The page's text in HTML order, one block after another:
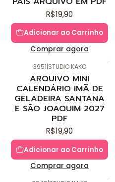
R$19,90
Adicionar ao Carrinho
Comprar agora
3951|STUDIO KAKO
ARQUIVO MINI
CALENDÁRIO IMÃ DE
GELADEIRA SANTANA
E SÃO JOAQUIM 2027
PDF
R$19,90
Adicionar ao Carrinho
Comprar agora